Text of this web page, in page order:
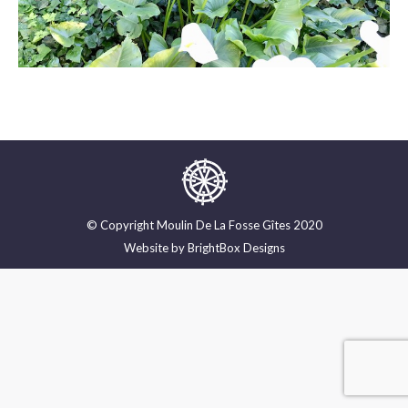
© Copyright Moulin De La Fosse Gîtes 2020
Website byBrightBox Designs